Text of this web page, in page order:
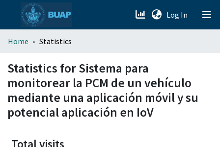
Log In (current)
menu.section.about_menu
All of DSpace
Home Statistics
Statistics for Sistema para
monitorear la PCM de un vehículo
mediante una aplicación móvil y su
potencial aplicación en IoV
Total visits